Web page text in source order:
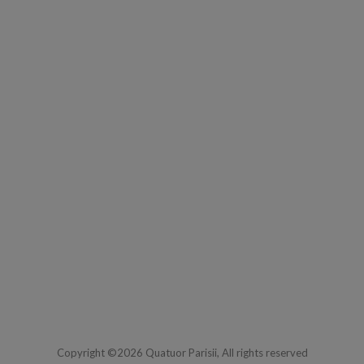
Copyright ©2026 Quatuor Parisii, All rights reserved